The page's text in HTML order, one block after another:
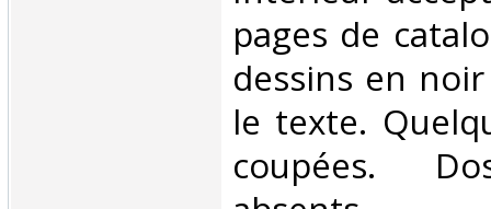
pages de
dessins en
le texte.
coupées.